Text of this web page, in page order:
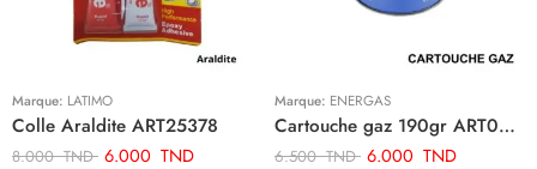
Marque: LATIMO
Colle Araldite ART25378
8.000TND 6.000 TND
Marque: ENERGAS
Cartouche gaz 190gr ART02434
6.500TND 6.000 TND